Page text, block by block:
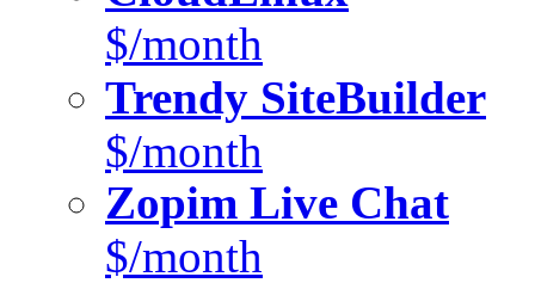
$/month
Trendy SiteBuilder
$/month
Zopim Live Chat
$/month